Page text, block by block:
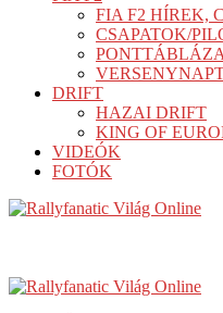
FIA F2 HÍREK,
CSAPATOK/
DRIFT
HAZAI DRIFT
KING OF
VIDEÓK
FOTÓK